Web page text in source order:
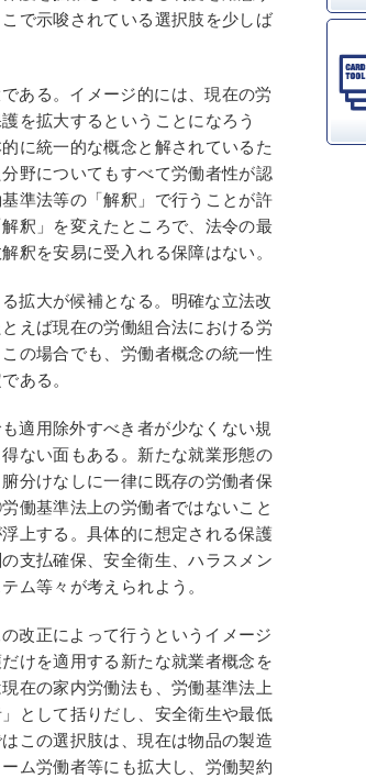
で示唆されている選択肢を少しば
ある。イメージ的には、現在の労
を拡大するということになろう
に統一的な概念と解されているた
野についてもすべて労働者性が認
準法等の「解釈」で行うことが許
釈」を変えたところで、法令の最
釈を安易に受入れる保障はない。
拡大が候補となる。明確な立法改
えば現在の労働組合法における労
の場合でも、労働者概念の統一性
ある。
適用除外すべき者が少なくない規
ない面もある。新たな就業形態の
分けなしに一律に既存の労働者保
働基準法上の労働者ではないこと
上する。具体的に想定される保護
支払確保、安全衛生、ハラスメン
ム等々が考えられよう。
改正によって行うというイメージ
けを適用する新たな就業者概念を
在の家内労働法も、労働基準法上
として括りだし、安全衛生や最低
この選択肢は、現在は物品の製造
ム労働者等にも拡大し、労働契約